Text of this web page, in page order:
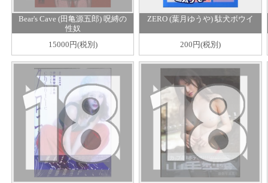
Bear's Cave (田亀源五郎) 呪縛の
性奴
15000円(税別)
ZERO (葉月ゆうや) 駄犬ボウイ
200円(税別)